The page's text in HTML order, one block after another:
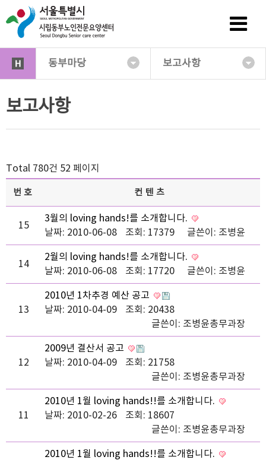
동부마당 보고사항
보고사항
Total 780건 52 페이지
번호 컨텐츠
15
3월의 loving hands!를 소개합니다.
날짜: 2010-06-08
조회: 17379 글쓴이: 조병윤
14
2월의 loving hands!를 소개합니다.
날짜: 2010-06-08
조회: 17720 글쓴이: 조병윤
13
2010년 1차추경 예산 공고
날짜: 2010-04-09
조회: 20438
글쓴이: 조병윤총무과장
12
2009년 결산서 공고
날짜: 2010-04-09
조회: 21758
글쓴이: 조병윤총무과장
11
2010년 1월 loving hands!!를 소개합니다.
날짜: 2010-02-26
조회: 18607
글쓴이: 조병윤총무과장
2010년 1월 loving hands!!를 소개합니다.